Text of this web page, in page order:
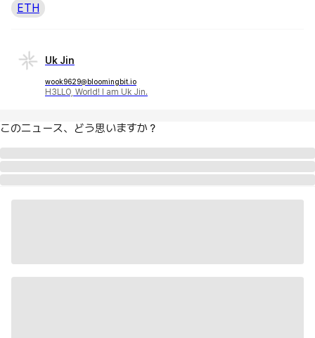
ETH
Uk Jin
wook9629@bloomingbit.io
H3LLO, World! I am Uk Jin.
このニュース、どう思いますか？